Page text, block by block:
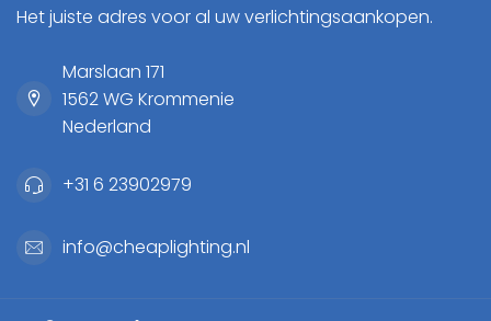
Het juiste adres voor al uw verlichtingsaankopen.
Marslaan 171
1562 WG Krommenie
Nederland
+31 6 23902979
info@cheaplighting.nl